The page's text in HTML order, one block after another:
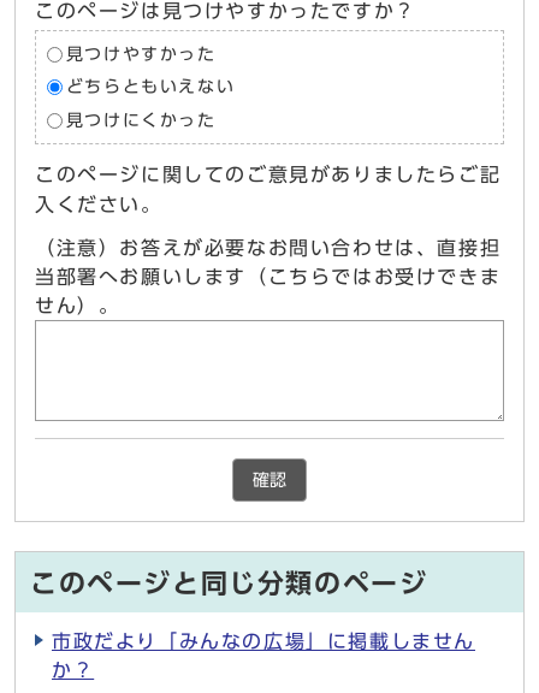
このページは見つけやすかったですか？
見つけやすかった
どちらともいえない
見つけにくかった
このページに関してのご意見がありましたらご記
入ください。
（注意）お答えが必要なお問い合わせは、直接担
当部署へお願いします（こちらではお受けできま
せん）。
確認
このページと同じ分類のページ
市政だより「みんなの広場」に掲載しません
か？